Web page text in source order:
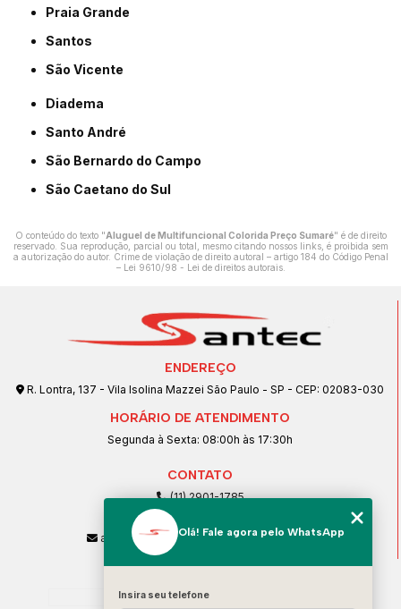
Praia Grande
Santos
São Vicente
Diadema
Santo André
São Bernardo do Campo
São Caetano do Sul
O conteúdo do texto "Aluguel de Multifuncional Colorida Preço Sumaré" é de direito
reservado. Sua reprodução, parcial ou total, mesmo citando nossos links, é proibida sem
a autorização do autor. Crime de violação de direito autoral – artigo 184 do Código Penal
– Lei 9610/98 - Lei de direitos autorais.
ENDEREÇO
R. Lontra, 137 - Vila Isolina Mazzei São Paulo - SP - CEP: 02083-030
HORÁRIO DE ATENDIMENTO
Segunda à Sexta: 08:00h às 17:30h
CONTATO
(11) 2901-1785
(11) 99239-1832
atendimento@santeccopiadoras.com.br
Home
Olá! Fale agora pelo WhatsApp
Insira seu telefone